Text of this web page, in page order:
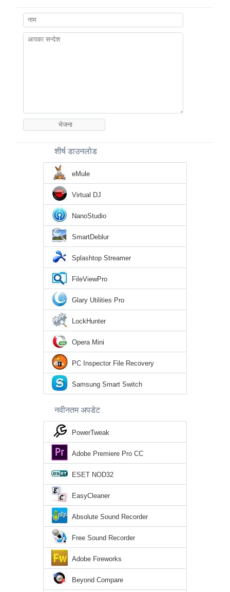
शीर्ष डाउनलोड
eMule
Virtual DJ
NanoStudio
SmartDeblur
Splashtop Streamer
FileViewPro
Glary Utilities Pro
LockHunter
Opera Mini
PC Inspector File Recovery
Samsung Smart Switch
नवीनतम अपडेट
PowerTweak
Adobe Premiere Pro CC
ESET NOD32
EasyCleaner
Absolute Sound Recorder
Free Sound Recorder
Adobe Fireworks
Beyond Compare